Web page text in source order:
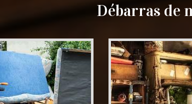
Débarras de